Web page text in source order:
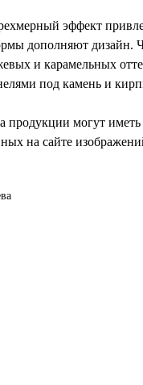
эффект
дополняют дизайн.
и карамельных
под камень и
продукции могут иметь
на сайте